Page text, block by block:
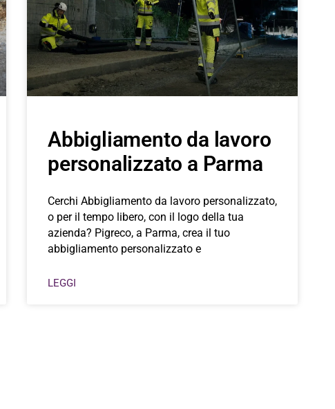
Abbigliamento da lavoro
personalizzato a Parma
Cerchi Abbigliamento da lavoro personalizzato,
o per il tempo libero, con il logo della tua
azienda? Pigreco, a Parma, crea il tuo
abbigliamento personalizzato e
LEGGI